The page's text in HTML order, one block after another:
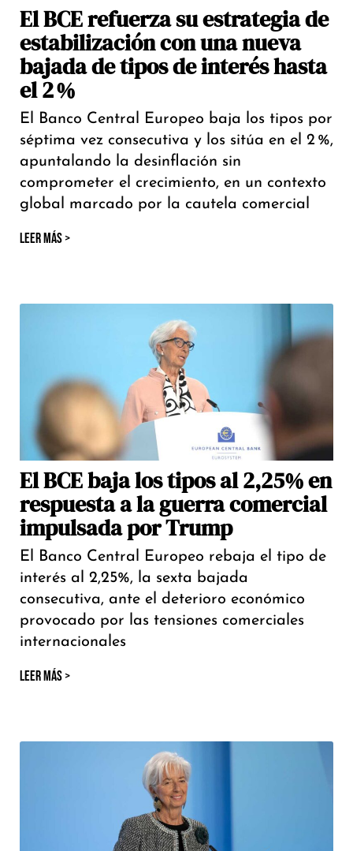
El BCE refuerza su estrategia de
estabilización con una nueva
bajada de tipos de interés hasta
el 2 %
El Banco Central Europeo baja los tipos por
séptima vez consecutiva y los sitúa en el 2 %,
apuntalando la desinflación sin
comprometer el crecimiento, en un contexto
global marcado por la cautela comercial
LEER MÁS >
El BCE baja los tipos al 2,25% en
respuesta a la guerra comercial
impulsada por Trump
El Banco Central Europeo rebaja el tipo de
interés al 2,25%, la sexta bajada
consecutiva, ante el deterioro económico
provocado por las tensiones comerciales
internacionales
LEER MÁS >